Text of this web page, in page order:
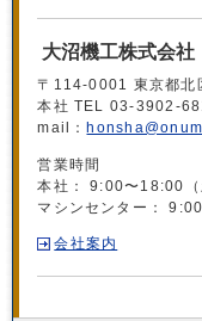
大沼機工株式会社
〒114-0001 東京都北
本社 TEL 03-3902-
mail：
営業時間
本社： 9:00〜18:00（
マシンセンター：
会社案内